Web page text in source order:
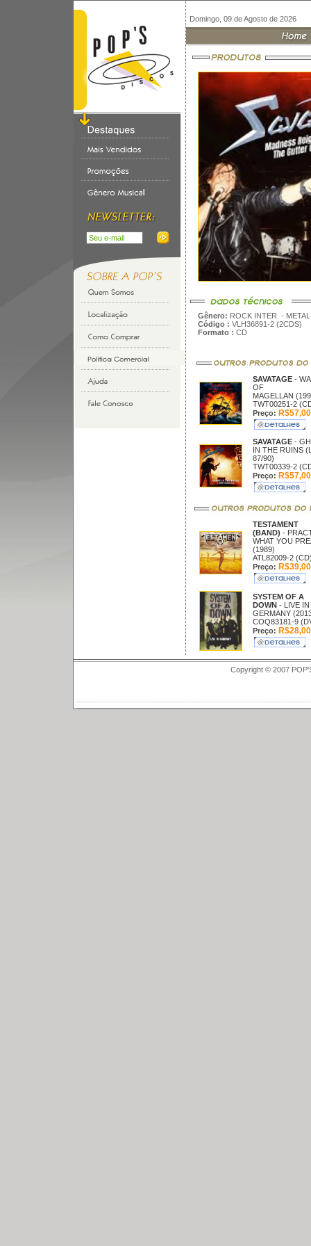
Domingo, 09 de Agosto de 2026
Gênero: ROCK INTER. - METAL
Código : VLH36891-2 (2CDS)
Formato : CD
SAVATAGE -
OF
MAGELLAN
TWT00251-2
Preço: R$57,00
SAVATAGE -
IN THE RUINS
87/90)
TWT00339-2
Preço: R$57,00
TESTAMENT
(BAND) -
WHAT YOU
(1989)
ATL82009-2
Preço: R$39,00
SYSTEM OF A
DOWN - LIVE IN
GERMANY
COQ83181-9
Preço: R$28,00
Copyright © 2007